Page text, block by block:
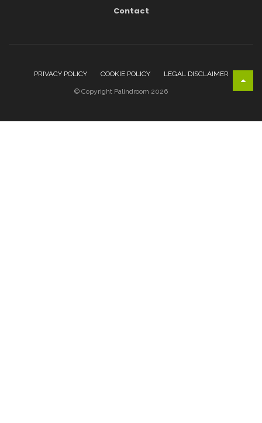
Contact
PRIVACY POLICY COOKIE POLICY LEGAL DISCLAIMER
© Copyright Palindroom 2026